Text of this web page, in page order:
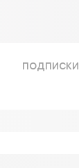
подписки